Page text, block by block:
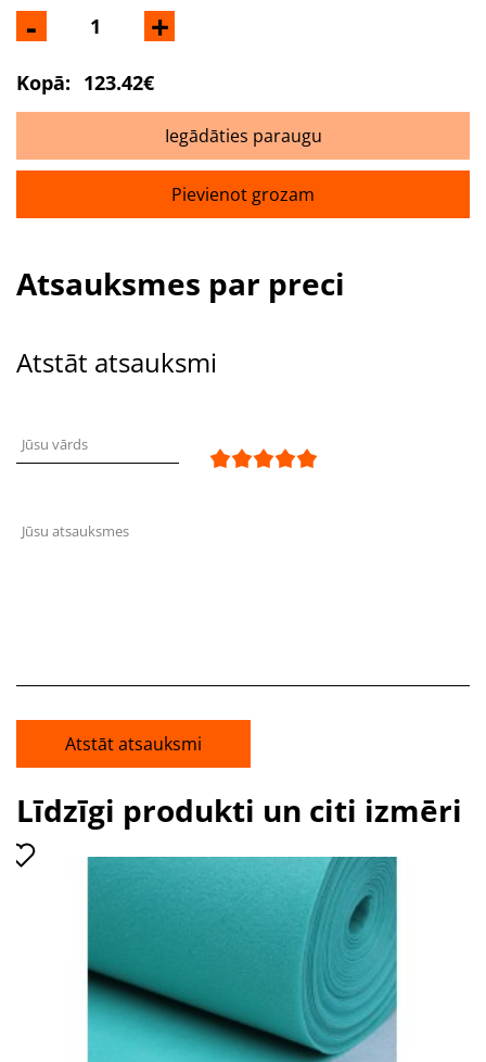
- +
Kopā: 123.42€
Iegādāties paraugu
Pievienot grozam
Atsauksmes par preci
Atstāt atsauksmi
Jūsu vārds
Jūsu atsauksmes
Atstāt atsauksmi
Līdzīgi produkti un citi izmēri